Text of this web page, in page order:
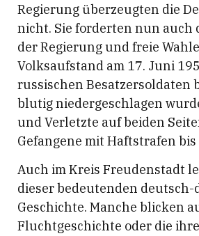
Regierung überzeugten die
nicht. Sie forderten nun auch
der Regierung und freie
Volksaufstand am 17. Juni
russischen Besatzersoldaten
blutig niedergeschlagen
und Verletzte auf beiden
Gefangene mit Haftstrafen
Auch im Kreis Freudenstadt
dieser bedeutenden deutsch-
Geschichte. Manche blicken
Fluchtgeschichte oder die